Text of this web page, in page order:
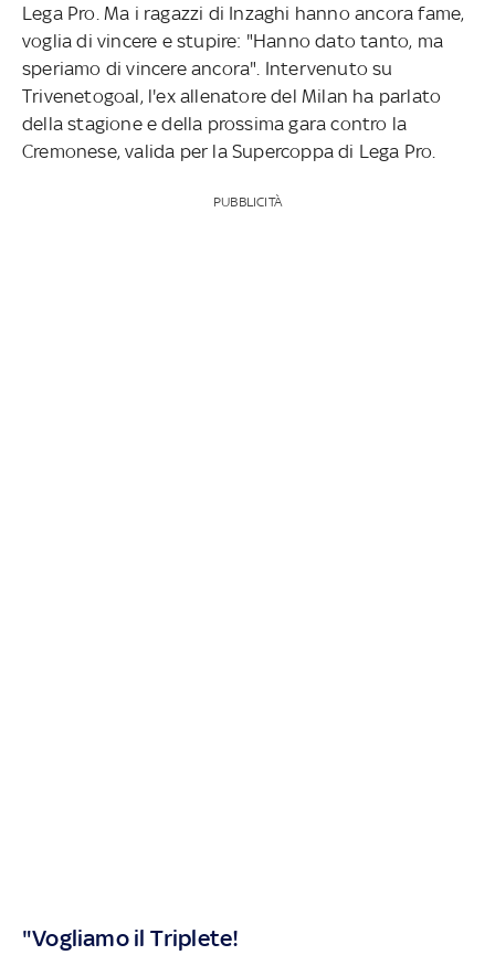
Lega Pro. Ma i ragazzi di Inzaghi hanno ancora fame,
voglia di vincere e stupire: "Hanno dato tanto, ma
speriamo di vincere ancora". Intervenuto su
Trivenetogoal, l'ex allenatore del Milan ha parlato
della stagione e della prossima gara contro la
Cremonese, valida per la Supercoppa di Lega Pro.
PUBBLICITÀ
"Vogliamo il Triplete!